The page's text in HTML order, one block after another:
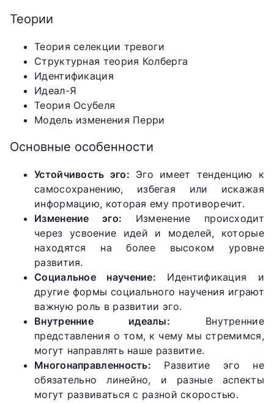
Теории
Теория селекции тревоги
Структурная теория Колберга
Идентификация
Идеал-Я
Теория Осубеля
Модель изменения Перри
Основные особенности
Устойчивость эго: Эго имеет тенденцию к
самосохранению, избегая или искажая
информацию, которая ему противоречит.
Изменение эго: Изменение происходит
через усвоение идей и моделей, которые
находятся на более высоком уровне
развития.
Социальное научение: Идентификация и
другие формы социального научения играют
важную роль в развитии эго.
Внутренние идеалы: Внутренние
представления о том, к чему мы стремимся,
могут направлять наше развитие.
Многонаправленность: Развитие эго не
обязательно линейно, и разные аспекты
могут развиваться с разной скоростью.